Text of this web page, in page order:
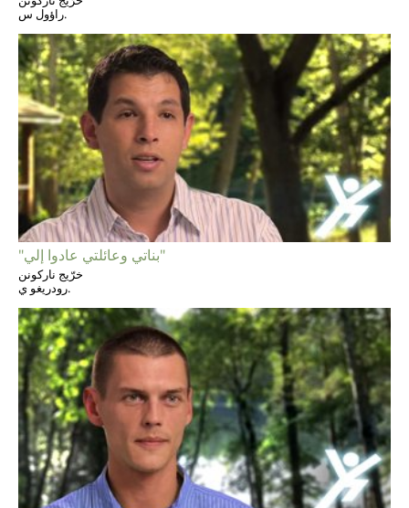
راؤول س.
"بناتي وعائلتي عادوا إلي"
خرّيج ناركونن
رودريغو ي.